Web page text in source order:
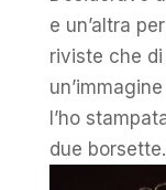
e un’altra
riviste che
l’ho
due borsette.